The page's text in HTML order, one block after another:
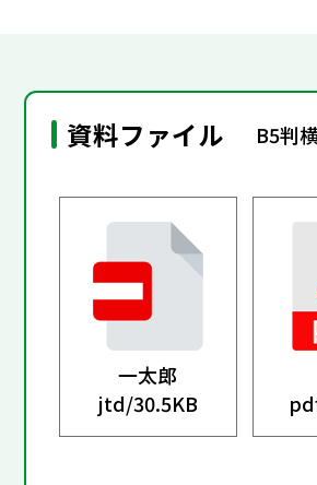
資料ファイル B5判
一太郎
jtd/30.5KB